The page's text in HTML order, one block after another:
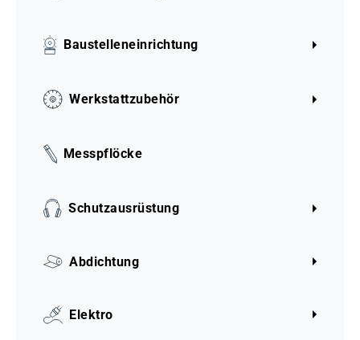
Baustelleneinrichtung
Werkstattzubehör
Messpflöcke
Schutzausrüstung
Abdichtung
Elektro